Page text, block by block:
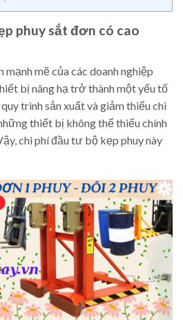
phuy sắt đơn có cao
mẽ của các doanh nghiệp
bị nâng hạ trở thành một yếu tố
trình sản xuất và giảm thiểu chi
thiết bị không thể thiếu chính
chi phí đầu tư bộ kẹp phuy này